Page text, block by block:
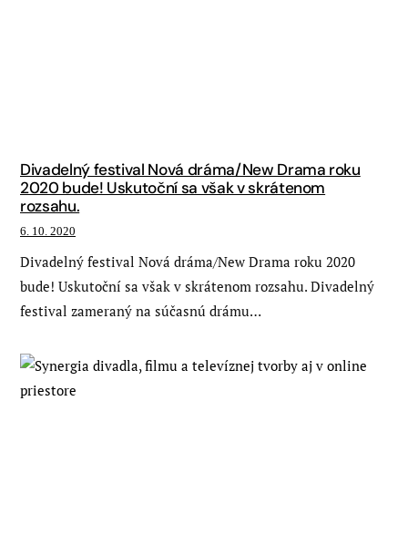
Divadelný festival Nová dráma/New Drama roku
2020 bude! Uskutoční sa však v skrátenom
rozsahu.
6. 10. 2020
Divadelný festival Nová dráma/New Drama roku 2020
bude! Uskutoční sa však v skrátenom rozsahu. Divadelný
festival zameraný na súčasnú drámu…